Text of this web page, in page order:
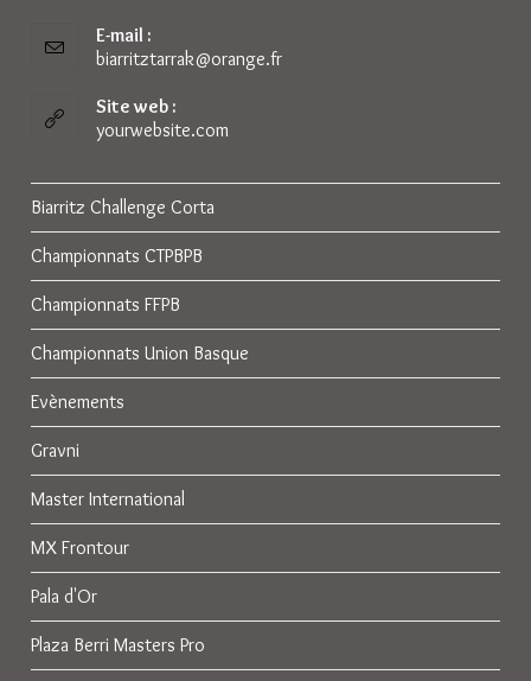
E-mail :
biarritztarrak@orange.frS’ouvre
Site web :
yourwebsite.com
Biarritz Challenge Corta
Championnats CTPBPB
Championnats FFPB
Championnats Union Basque
Evènements
Gravni
Master International
MX Frontour
Pala d'Or
Plaza Berri Masters Pro